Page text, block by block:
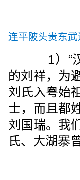
连平陂头贵东
1）“汉
的刘祥，为
刘氏入粤始
士，而且都
刘国瑞。我
氏、大湖寨